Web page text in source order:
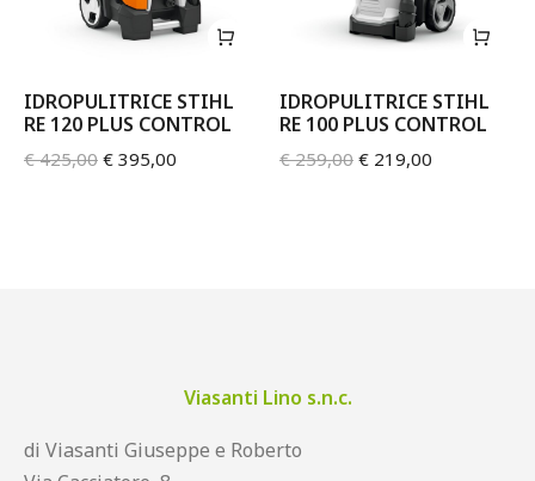
IDROPULITRICE STIHL
RE 120 PLUS CONTROL
€425,00 € 395,00
IDROPULITRICE STIHL
RE 100 PLUS CONTROL
€259,00 € 219,00
Viasanti Lino s.n.c.
di Viasanti Giuseppe e Roberto